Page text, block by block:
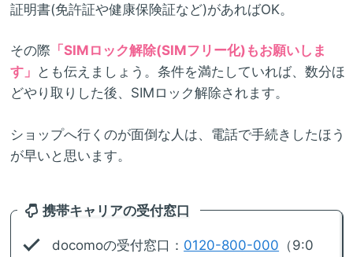
証明書(免許証や健康保険証など)があればOK。
その際 「SIMロック解除(SIMフリー化)もお願いしま
す」 とも伝えましょう。条件を満たしていれば、数分ほ
どやり取りした後、SIMロック解除されます。
ショップへ行くのが面倒な人は、電話で手続きしたほう
が早いと思います。
携帯キャリアの受付窓口
docomoの受付窓口： 0120-800-000 （9:0